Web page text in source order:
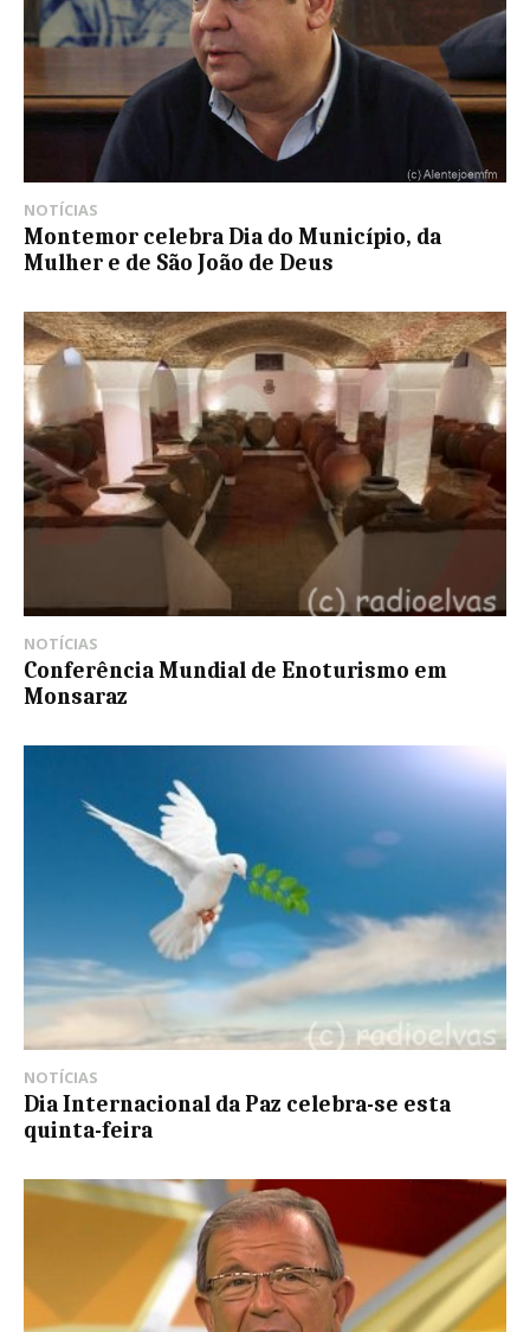
NOTÍCIAS
Montemor celebra Dia do Município, da
Mulher e de São João de Deus
NOTÍCIAS
Conferência Mundial de Enoturismo em
Monsaraz
NOTÍCIAS
Dia Internacional da Paz celebra-se esta
quinta-feira